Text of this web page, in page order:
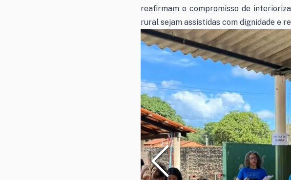
reafirmam o compromisso de
rural sejam assistidas com dignidade e